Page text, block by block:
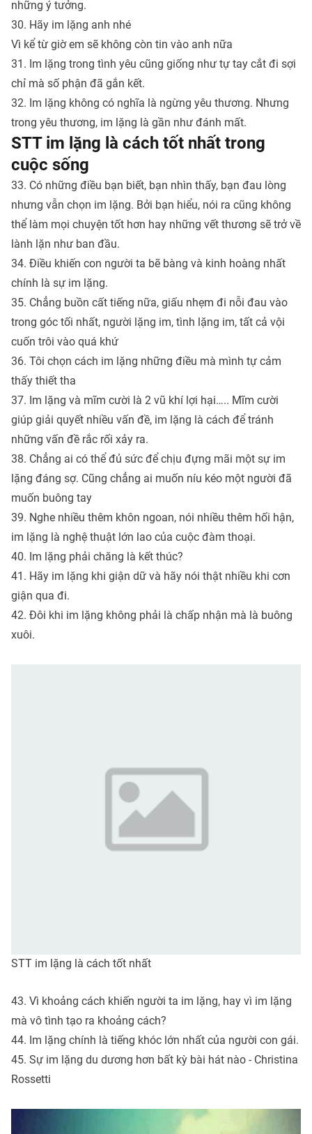
những ý tưởng.
30. Hãy im lặng anh nhé
Vì kể từ giờ em sẽ không còn tin vào anh nữa
31. Im lặng trong tình yêu cũng giống như tự tay cắt đi sợi
chỉ mà số phận đã gắn kết.
32. Im lặng không có nghĩa là ngừng yêu thương. Nhưng
trong yêu thương, im lặng là gần như đánh mất.
STT im lặng là cách tốt nhất trong
cuộc sống
33. Có những điều bạn biết, bạn nhìn thấy, bạn đau lòng
nhưng vẫn chọn im lặng. Bởi bạn hiểu, nói ra cũng không
thể làm mọi chuyện tốt hơn hay những vết thương sẽ trở về
lành lặn như ban đầu.
34. Điều khiến con người ta bẽ bàng và kinh hoàng nhất
chính là sự im lặng.
35. Chẳng buồn cất tiếng nữa, giấu nhẹm đi nỗi đau vào
trong góc tối nhất, người lặng im, tình lặng im, tất cả vội
cuốn trôi vào quá khứ
36. Tôi chọn cách im lặng những điều mà mình tự cảm
thấy thiết tha
37. Im lặng và mĩm cười là 2 vũ khí lợi hại….. Mĩm cười
giúp giải quyết nhiều vấn đề, im lặng là cách để tránh
những vấn đề rắc rối xảy ra.
38. Chẳng ai có thể đủ sức để chịu đựng mãi một sự im
lặng đáng sợ. Cũng chẳng ai muốn níu kéo một người đã
muốn buông tay
39. Nghe nhiều thêm khôn ngoan, nói nhiều thêm hối hận,
im lặng là nghệ thuật lớn lao của cuộc đàm thoại.
40. Im lặng phải chăng là kết thúc?
41. Hãy im lặng khi giận dữ và hãy nói thật nhiều khi cơn
giận qua đi.
42. Đôi khi im lặng không phải là chấp nhận mà là buông
xuôi.
STT im lặng là cách tốt nhất
43. Vì khoảng cách khiến người ta im lặng, hay vì im lặng
mà vô tình tạo ra khoảng cách?
44. Im lặng chính là tiếng khóc lớn nhất của người con gái.
45. Sự im lặng du dương hơn bất kỳ bài hát nào - Christina
Rossetti